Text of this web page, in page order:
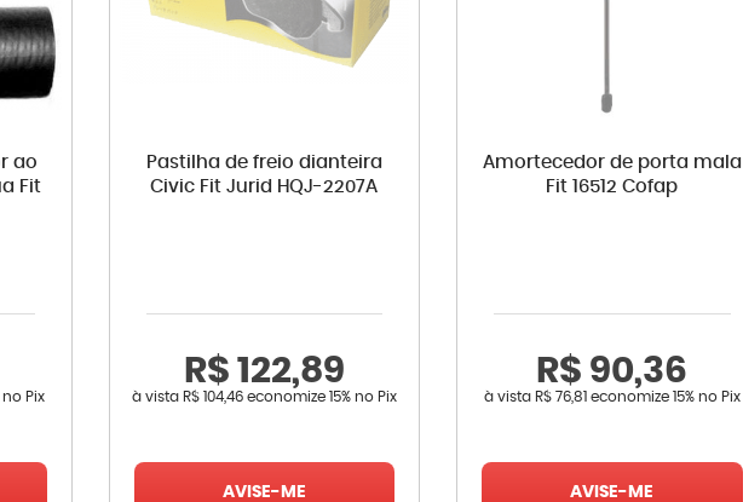
ao
Fit
no Pix
Pastilha de freio dianteira
Civic Fit Jurid HQJ-2207A
R$ 122,89
à vista R$ 104,46economize 15% no Pix
AVISE-ME
Amortecedor de porta mala
Fit 16512 Cofap
R$ 90,36
à vista R$ 76,81 economize 15% no Pix
AVISE-ME